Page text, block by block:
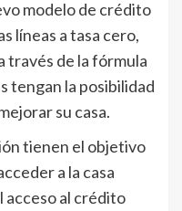
modelo de crédito
líneas a tasa cero,
través de la fórmula
tengan la posibilidad
su casa.
tienen el objetivo
a la casa
acceso al crédito